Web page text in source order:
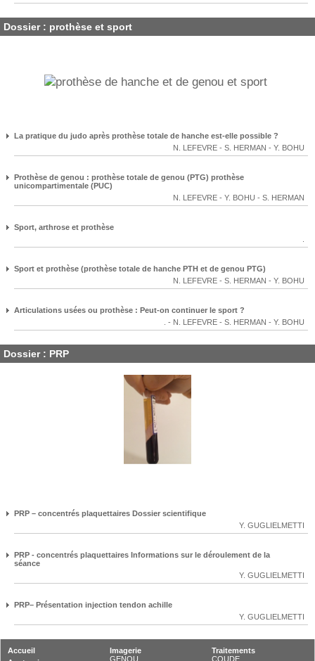
Dossier : prothèse et sport
La pratique du judo après prothèse totale de hanche est-elle possible ?
N. LEFEVRE - S. HERMAN - Y. BOHU
Prothèse de genou : prothèse totale de genou (PTG) prothèse
unicompartimentale (PUC)
N. LEFEVRE - Y. BOHU - S. HERMAN
Sport, arthrose et prothèse
Sport et prothèse (prothèse totale de hanche PTH et de genou PTG)
N. LEFEVRE - S. HERMAN - Y. BOHU
Articulations usées ou prothèse : Peut-on continuer le sport ?
- N. LEFEVRE - S. HERMAN - Y. BOHU
Dossier : PRP
PRP – concentrés plaquettaires Dossier scientifique
Y. GUGLIELMETTI
PRP - concentrés plaquettaires Informations sur le déroulement de la
séance
Y. GUGLIELMETTI
PRP– Présentation injection tendon achille
Y. GUGLIELMETTI
Accueil
Imagerie
GENOU
Traitements
COUDE